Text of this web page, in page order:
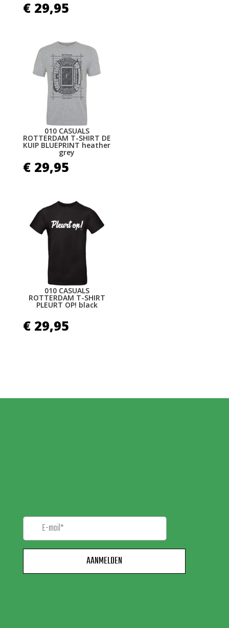
€29,95
010 CASUALS
ROTTERDAM T-SHIRT DE
KUIP BLUEPRINT heather
grey
€29,95
010 CASUALS
ROTTERDAM T-SHIRT
PLEURT OP! black
€29,95